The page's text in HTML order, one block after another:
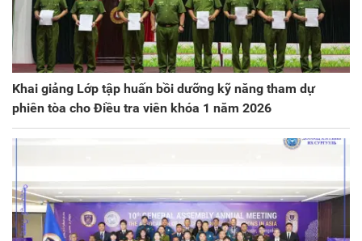
Khai giảng Lớp tập huấn bồi dưỡng kỹ năng tham dự
phiên tòa cho Điều tra viên khóa 1 năm 2026